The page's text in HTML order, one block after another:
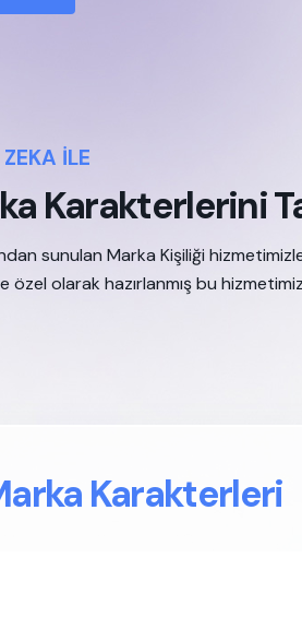
İLE
Karakterlerini
sunulan Marka Kişiliği
özel olarak hazırlanmış bu
Karakterleri